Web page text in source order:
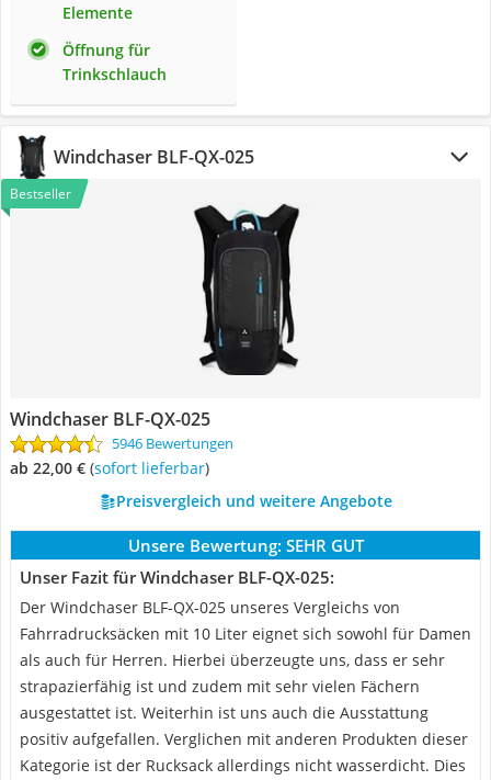
Elemente
Öffnung für
Trinkschlauch
Windchaser BLF-QX-025
Bestseller
Windchaser BLF-QX-025
5946 Bewertungen
ab 22,00 € ( Sofort lieferbar)
Preisvergleich und weitere Angebote
Unsere Bewertung: SEHR GUT
Unser Fazit für Windchaser BLF-QX-025:
Der Windchaser BLF-QX-025 unseres Vergleichs von
Fahrradrucksäcken mit 10 Liter eignet sich sowohl für Damen
als auch für Herren. Hierbei überzeugte uns, dass er sehr
strapazierfähig ist und zudem mit sehr vielen Fächern
ausgestattet ist. Weiterhin ist uns auch die Ausstattung
positiv aufgefallen. Verglichen mit anderen Produkten dieser
Kategorie ist der Rucksack allerdings nicht wasserdicht. Dies